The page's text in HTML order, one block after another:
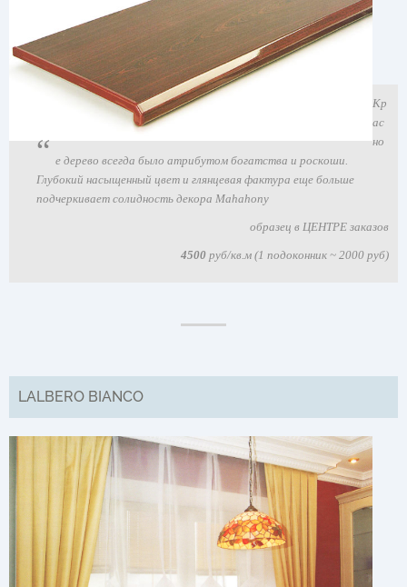
Кр
ас
но
е дерево всегда было атрибутом богатства и роскоши.
Глубокий насыщенный цвет и глянцевая фактура еще больше
подчеркивает солидность декора Mahahony
образец в ЦЕНТРЕ заказов
4500 руб/кв.м (1 подоконник ~ 2000 руб)
LALBERO BIANCO